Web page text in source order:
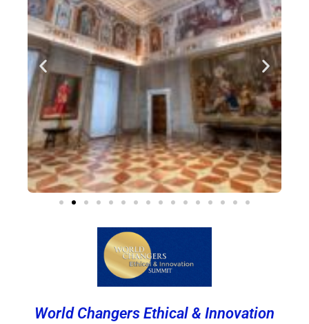
World Changers Ethical & Innovation